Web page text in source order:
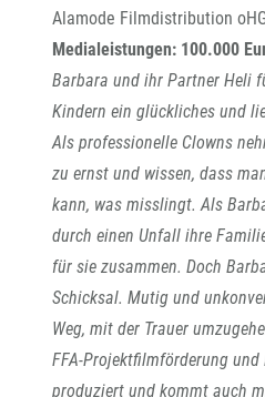
Alamode Filmdistribution
Medialeistungen: 100.000
Barbara und ihr Partner Heli
Kindern ein glückliches und
Als professionelle Clowns
zu ernst und wissen, dass
kann, was misslingt. Als
durch einen Unfall ihre
für sie zusammen. Doch
Schicksal. Mutig und
Weg, mit der Trauer
FFA-Projektfilmförderung
produziert und kommt auch